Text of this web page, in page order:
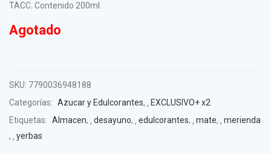
TACC. Contenido 200ml.
Agotado
SKU: 7790036948188
Categorías: Azucar y Edulcorantes,
EXCLUSIVO+ x2
Etiquetas: Almacen, desayuno, edulcorantes, mate,
merienda
,
yerbas